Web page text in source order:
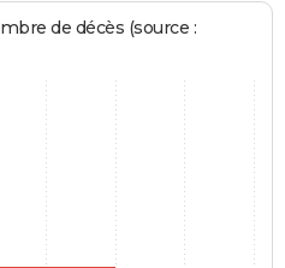
de décès (source :